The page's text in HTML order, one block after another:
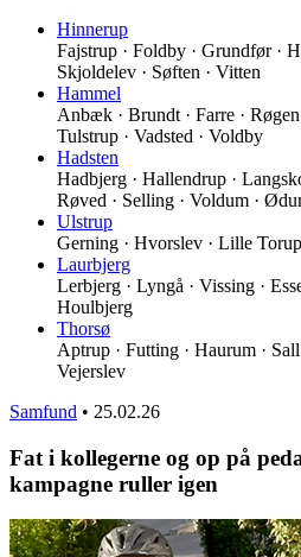
Hinnerup
Fajstrup · Foldby · Grundfør ·
Skjoldelev · Søften · Vitten
Hammel
Anbæk · Brundt · Farre · Røgen
Tulstrup · Vadsted · Voldby
Hadsten
Hadbjerg · Hallendrup ·
Røved · Selling · Voldum ·
Ulstrup
Gerning · Hvorslev · Lille
Laurbjerg
Lerbjerg · Lyngå · Vissing ·
Houlbjerg
Thorsø
Aptrup · Futting · Haurum ·
Vejerslev
Samfund • 25.02.26
Fat i kollegerne og op på
kampagne ruller igen